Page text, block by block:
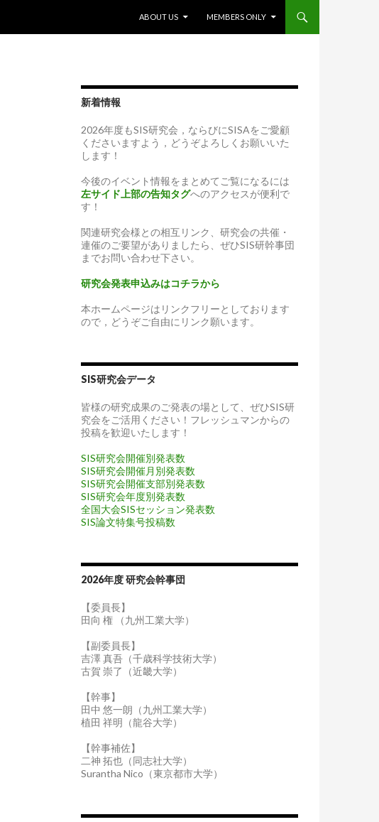
ABOUT US
MEMBERS ONLY
新着情報
2026年度もSIS研究会，ならびにSISAをご愛顧
くださいますよう，どうぞよろしくお願いいた
します！
今後のイベント情報をまとめてご覧になるには
左サイド上部の告知タグへのアクセスが便利で
す！
関連研究会様との相互リンク、研究会の共催・
連催のご要望がありましたら、ぜひSIS研幹事団
までお問い合わせ下さい。
研究会発表申込みはコチラから
本ホームページはリンクフリーとしております
ので，どうぞご自由にリンク願います。
SIS研究会データ
皆様の研究成果のご発表の場として、ぜひSIS研
究会をご活用ください！フレッシュマンからの
投稿を歓迎いたします！
SIS研究会開催別発表数
SIS研究会開催月別発表数
SIS研究会開催支部別発表数
SIS研究会年度別発表数
全国大会SISセッション発表数
SIS論文特集号投稿数
2026年度 研究会幹事団
【委員長】
田向 権 （九州工業大学）
【副委員長】
吉澤 真吾（千歳科学技術大学）
古賀 崇了（近畿大学）
【幹事】
田中 悠一朗（九州工業大学）
植田 祥明（龍谷大学）
【幹事補佐】
二神 拓也（同志社大学）
Surantha Nico（東京都市大学）